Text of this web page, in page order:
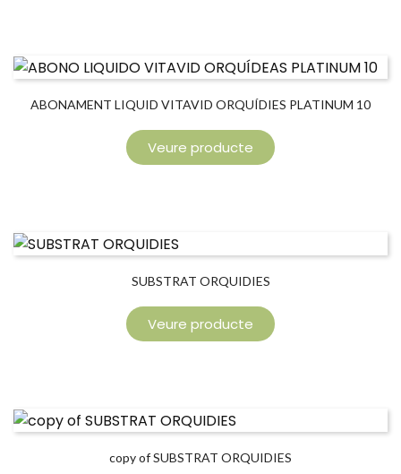
ABONAMENT LIQUID VITAVID ORQUÍDIES PLATINUM 10
Veure producte
SUBSTRAT ORQUIDIES
Veure producte
copy of SUBSTRAT ORQUIDIES